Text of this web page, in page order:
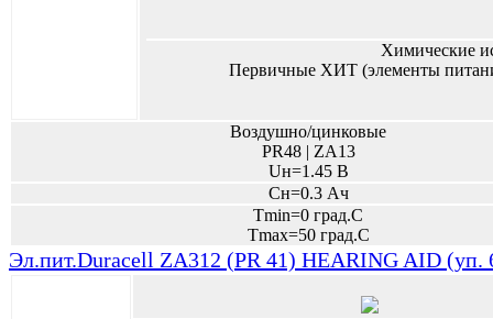
Химические
Первичные ХИТ (элементы
Воздушно/цинковые
PR48 | ZA13
Uн=1.45 В
Сн=0.3 Ач
Tmin=0 град.С
Tmax=50 град.С
Эл.пит.Duracell ZA312 (PR 41) HEARING AID (уп.